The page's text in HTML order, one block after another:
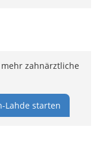
zahnärztliche
Lahde starten